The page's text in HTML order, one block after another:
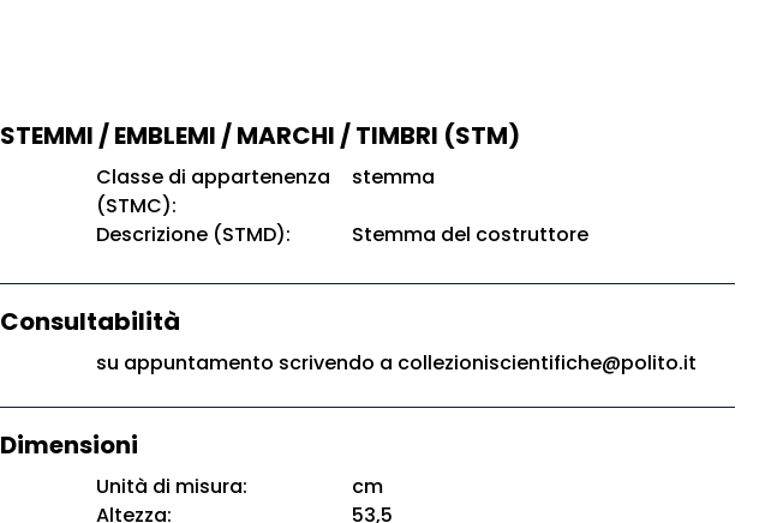
STEMMI / EMBLEMI / MARCHI / TIMBRI (STM)
Classe di appartenenza
(STMC):
stemma
Descrizione (STMD): Stemma del costruttore
Consultabilità
su appuntamento scrivendo a collezioniscientifiche@polito.it
Dimensioni
Unità di misura:
cm
Altezza:
53,5